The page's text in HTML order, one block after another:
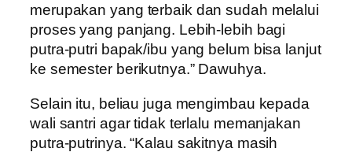
merupakan yang terbaik dan sudah melalui
proses yang panjang. Lebih-lebih bagi
putra-putri bapak/ibu yang belum bisa lanjut
ke semester berikutnya.” Dawuhya.
Selain itu, beliau juga mengimbau kepada
wali santri agar tidak terlalu memanjakan
putra-putrinya. “Kalau sakitnya masih